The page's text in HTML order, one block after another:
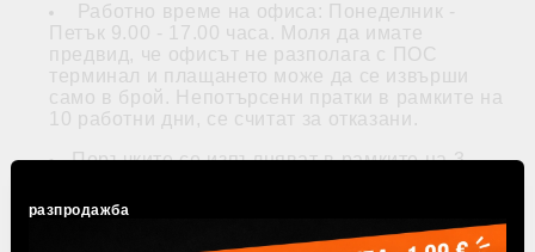
Работно време на офиса: Понеделник -
Петък 9.00 - 17.00 часа. Моля да имате
предвид, че офисът не разполага с ПОС
терминал и плащането може да се извърши
само в брой. Непотърсени пратки в рамките на
10 работни дни, се считат за отказани.
Поръчките се изпълняват в рамките на 3
доставка.
Офис на Спиди за доставка на Вашата
разпродажба